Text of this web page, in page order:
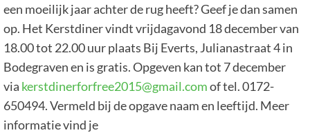
een moeilijk jaar achter de rug heeft? Geef je dan samen
op. Het Kerstdiner vindt vrijdagavond 18 december van
18.00 tot 22.00 uur plaats Bij Everts, Julianastraat 4 in
Bodegraven en is gratis. Opgeven kan tot 7 december
via kerstdinerforfree2015@gmail.comof tel. 0172-
650494. Vermeld bij de opgave naam en leeftijd. Meer
informatie vind je